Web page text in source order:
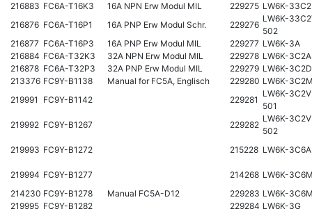
216883 FC6A-T16K3 16A NPN Erw Modul MIL 229275 LW6K-
216876 FC6A-T16P1 16A PNP Erw Modul Schr. 229276
LW6K-
502
216877 FC6A-T16P3 16A PNP Erw Modul MIL 229277 LW6K-3A
216884 FC6A-T32K3 32A NPN Erw Modul MIL 229278 LW6K-3C2A
216878 FC6A-T32P3 32A PNP Erw Modul MIL 229279 LW6K-3C2D
213376 FC9Y-B1138 Manual for FC5A, Englisch 229280 LW6K-
219991
FC9Y-B1142 229281
LW6K-
501
219992 FC9Y-B1267 229282
LW6K-
502
219993 FC9Y-B1272 215228 LW6K-3C6A
219994 FC9Y-B1277 214268 LW6K-
214230 FC9Y-B1278 Manual FC5A-D12 229283 LW6K-
219995 FC9Y-B1282 229284 LW6K-3G